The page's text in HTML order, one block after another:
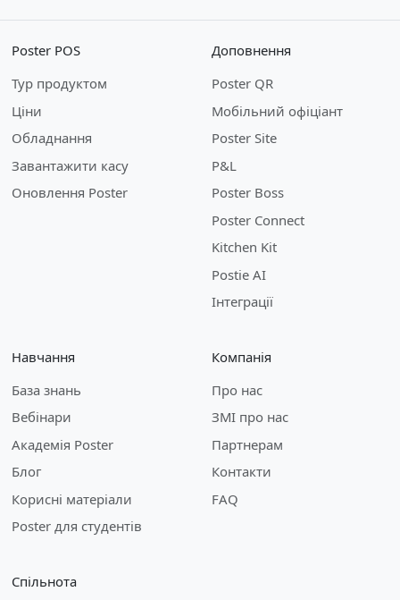
Poster POS
Тур продуктом
Ціни
Обладнання
Завантажити касу
Оновлення Poster
Доповнення
Poster QR
Мобільний офіціант
Poster Site
P&L
Poster Boss
Poster Connect
Kitchen Kit
Postie AI
Інтеграції
Навчання
База знань
Вебінари
Академія Poster
Блог
Корисні матеріали
Poster для студентів
Компанія
Про нас
ЗМІ про нас
Партнерам
Контакти
FAQ
Спільнота